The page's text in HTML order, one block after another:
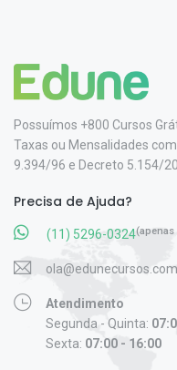
Possuímos +800 Cursos
Taxas ou Mensalidades
9.394/96 e Decreto 5.154/
Precisa de Ajuda?
(11) 5296-0324(apenas
Atendimento
Segunda - Quinta:
Sexta: 07:00 - 16:00